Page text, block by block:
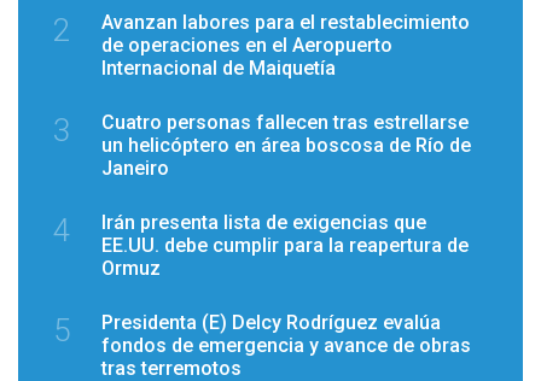
2
Avanzan labores para el restablecimiento
de operaciones en el Aeropuerto
Internacional de Maiquetía
3
Cuatro personas fallecen tras estrellarse
un helicóptero en área boscosa de Río de
Janeiro
4
Irán presenta lista de exigencias que
EE.UU. debe cumplir para la reapertura de
Ormuz
5
Presidenta (E) Delcy Rodríguez evalúa
fondos de emergencia y avance de obras
tras terremotos